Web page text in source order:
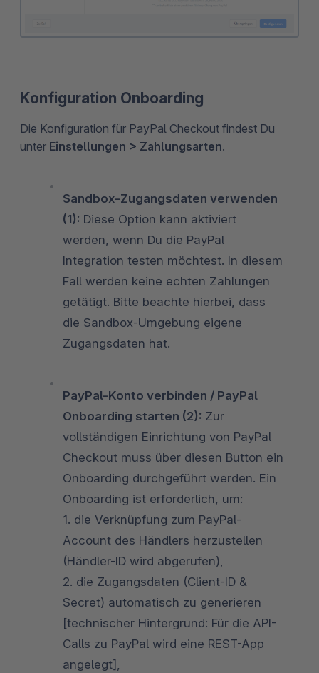
Konfiguration Onboarding
Die Konfiguration für PayPal Checkout findest Du
unter Einstellungen > Zahlungsarten.
Sandbox-Zugangsdaten verwenden
(1): Diese Option kann aktiviert
werden, wenn Du die PayPal
Integration testen möchtest. In diesem
Fall werden keine echten Zahlungen
getätigt. Bitte beachte hierbei, dass
die Sandbox-Umgebung eigene
Zugangsdaten hat.
PayPal-Konto verbinden / PayPal
Onboarding starten (2): Zur
vollständigen Einrichtung von PayPal
Checkout muss über diesen Button ein
Onboarding durchgeführt werden. Ein
Onboarding ist erforderlich, um:
1. die Verknüpfung zum PayPal-
Account des Händlers herzustellen
(Händler-ID wird abgerufen),
2. die Zugangsdaten (Client-ID &
Secret) automatisch zu generieren
[technischer Hintergrund: Für die API-
Calls zu PayPal wird eine REST-App
angelegt],